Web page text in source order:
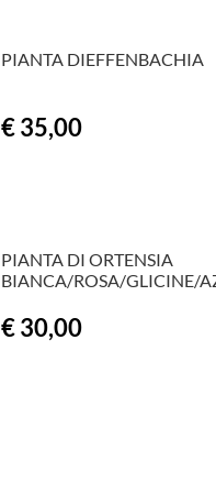
PIANTA DIEFFENBACHIA
€ 35,00
PIANTA DI ORTENSIA
BIANCA/ROSA/GLICINE/
€ 30,00